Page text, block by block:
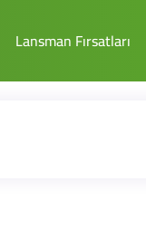
Lansman Fırsatları